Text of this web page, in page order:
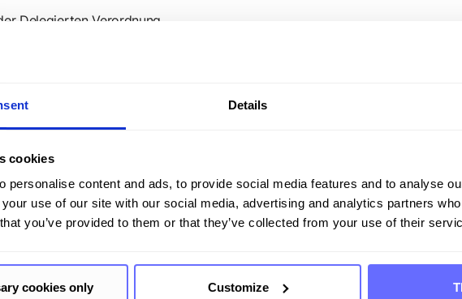
Details
cookies
personalise content and ads, to provide social media features and to analyse
use of our site with our social media, advertising and analytics partners
you’ve provided to them or that they’ve collected from your use of their
cookies only Customize
Delegierten Verordnung
– Ihre Komplettl­ösung